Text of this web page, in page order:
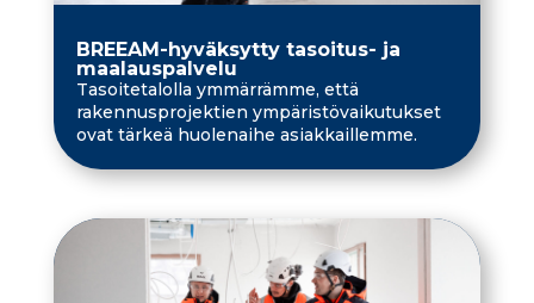
BREEAM-hyväksytty tasoitus- ja
maalauspalvelu
Tasoitetalolla ymmärrämme, että
rakennusprojektien ympäristövaikutukset
ovat tärkeä huolenaihe asiakkaillemme.